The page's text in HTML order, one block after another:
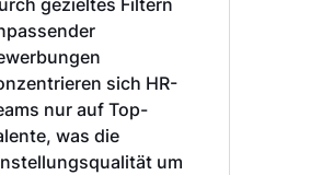
sich HR-
nur auf Top-
was die
um